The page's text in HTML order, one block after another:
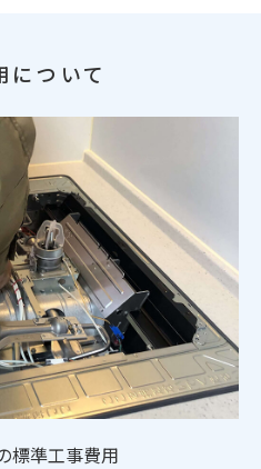
について
標準工事費用